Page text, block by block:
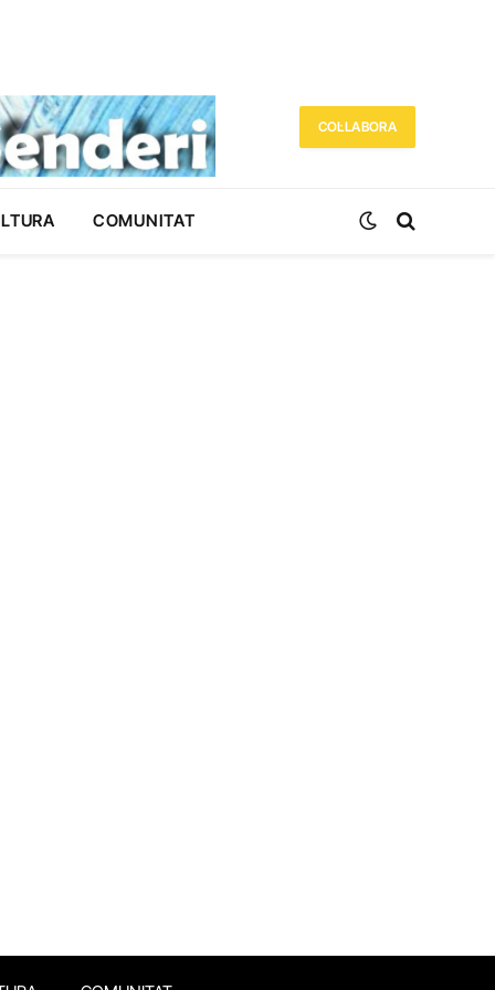
COL·LABORA
COMUNITAT